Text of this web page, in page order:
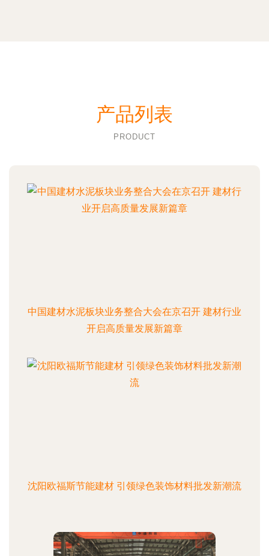
产品列表
PRODUCT
中国建材水泥板块业务整合大会在京召开 建材行业
开启高质量发展新篇章
沈阳欧福斯节能建材 引领绿色装饰材料批发新潮流